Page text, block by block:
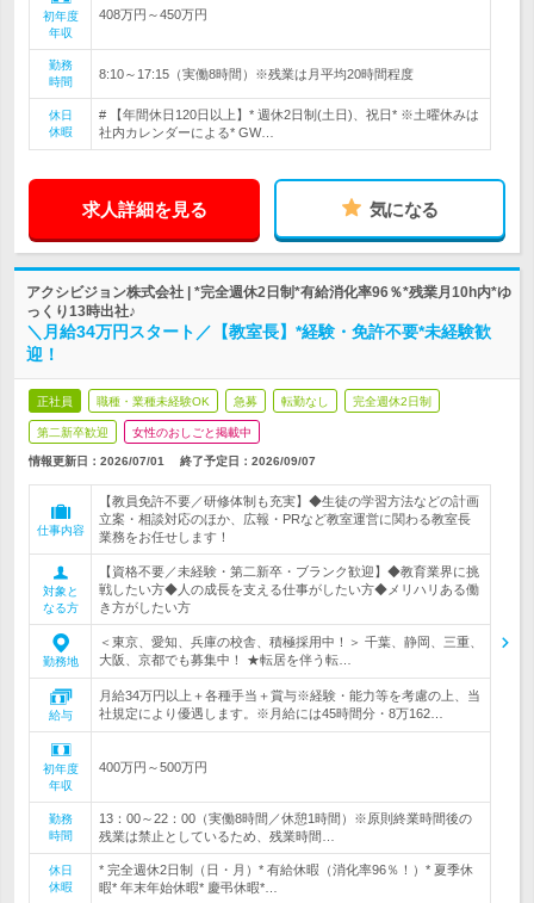
初年度
年収
408万円～450万円
勤務
時間
8:10～17:15（実働8時間）※残業は月平均20時間程度
休日
休暇
# 【年間休日120日以上】* 週休2日制(土日)、祝日* ※土曜休みは
社内カレンダーによる* GW…
求人詳細を見る 気になる
アクシビジョン株式会社 | *完全週休2日制*有給消化率96％*残業月10h内*ゆ
っくり13時出社♪
＼月給34万円スタート／【教室長】*経験・免許不要*未経験歓
迎！
正社員 職種・業種未経験OK 急募 転勤なし 完全週休2日制
第二新卒歓迎 女性のおしごと掲載中
情報更新日：2026/07/01 終了予定日： 2026/09/07
仕事内容
【教員免許不要／研修体制も充実】◆生徒の学習方法などの計画
立案・相談対応のほか、広報・PRなど教室運営に関わる教室長
業務をお任せします！
対象と
なる方
【資格不要／未経験・第二新卒・ブランク歓迎】◆教育業界に挑
戦したい方◆人の成長を支える仕事がしたい方◆メリハリある働
き方がしたい方
勤務地
＜東京、愛知、兵庫の校舎、積極採用中！＞ 千葉、静岡、三重、
大阪、京都でも募集中！ ★転居を伴う転…
給与
月給34万円以上＋各種手当＋賞与※経験・能力等を考慮の上、当
社規定により優遇します。※月給には45時間分・8万162…
初年度
年収
400万円～500万円
勤務
時間
13：00～22：00（実働8時間／休憩1時間）※原則終業時間後の
残業は禁止としているため、残業時間…
休日
休暇
* 完全週休2日制（日・月）* 有給休暇（消化率96％！）* 夏季休
暇* 年末年始休暇* 慶弔休暇*…